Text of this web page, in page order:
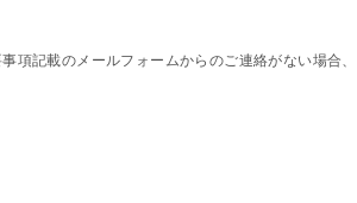
項記載のメールフォームからのご連絡がない場合